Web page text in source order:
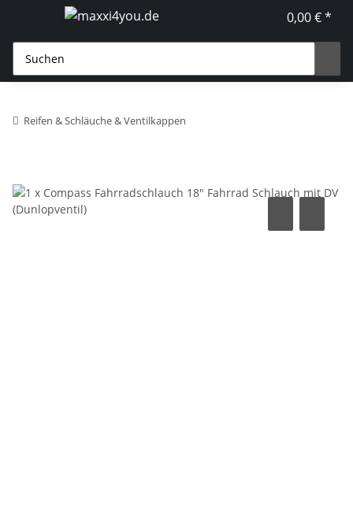
0,00 € *
Reifen & Schläuche & Ventilkappen